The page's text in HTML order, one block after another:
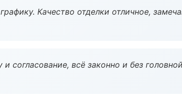
Качество отделки отличное,
согласование, всё законно и без